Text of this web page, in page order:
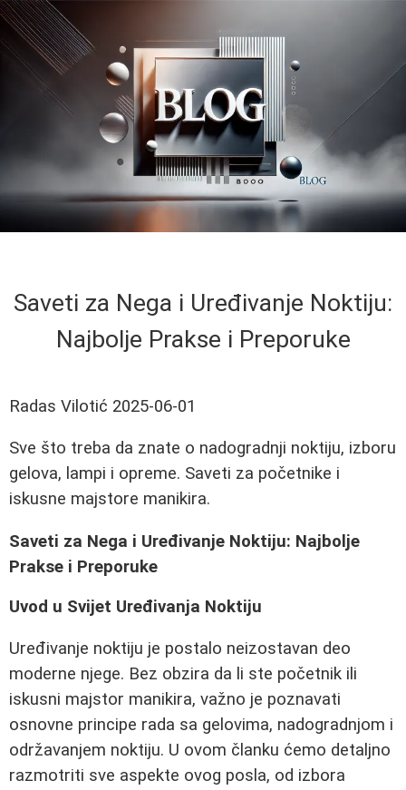
Saveti za Nega i Uređivanje Noktiju:
Najbolje Prakse i Preporuke
Radas Vilotić 2025-06-01
Sve što treba da znate o nadogradnji noktiju, izboru
gelova, lampi i opreme. Saveti za početnike i
iskusne majstore manikira.
Saveti za Nega i Uređivanje Noktiju: Najbolje
Prakse i Preporuke
Uvod u Svijet Uređivanja Noktiju
Uređivanje noktiju je postalo neizostavan deo
moderne njege. Bez obzira da li ste početnik ili
iskusni majstor manikira, važno je poznavati
osnovne principe rada sa gelovima, nadogradnjom i
održavanjem noktiju. U ovom članku ćemo detaljno
razmotriti sve aspekte ovog posla, od izbora